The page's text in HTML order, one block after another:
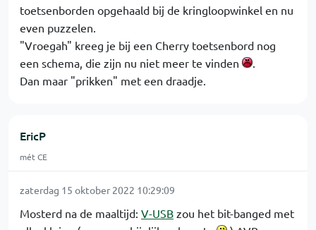
toetsenborden opgehaald bij de kringloopwinkel en nu
even puzzelen.
"Vroegah" kreeg je bij een Cherry toetsenbord nog
een schema, die zijn nu niet meer te vinden
.
Dan maar "prikken" met een draadje.
EricP
mét CE
zaterdag 15 oktober 2022 10:29:09
Mosterd na de maaltijd: V-USB zou het bit-banged met